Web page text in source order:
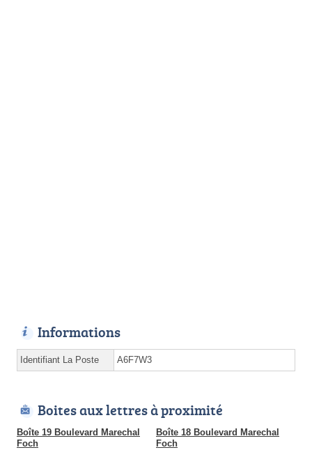
Informations
Identifiant La Poste A6F7W3
Boites aux lettres à proximité
Boîte 19 Boulevard Marechal
Foch
Boîte 18 Boulevard Marechal
Foch